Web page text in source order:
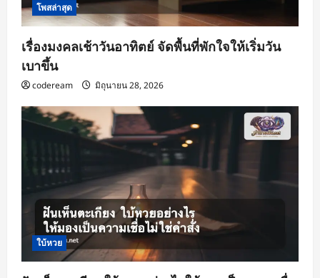
โพสล่าสุด
เรื่องมงคลเช้าวันอาทิตย์ จัดพื้นที่พักใจให้เริ่มวัน
เบาขึ้น
codeream มิถุนายน 28, 2026
ใบ้หวย